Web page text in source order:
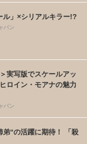
」×シリアルキラー!?
パン
実写版でスケールアッ
ロイン・モアナの魅力
パン
弟“の活躍に期待！ 「殺